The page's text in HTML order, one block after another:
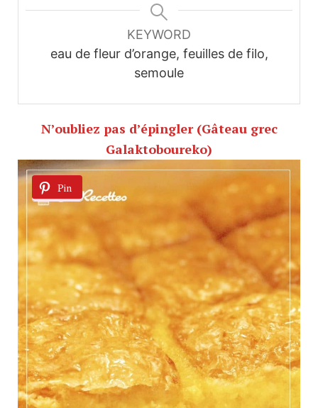
KEYWORD
eau de fleur d’orange, feuilles de filo,
semoule
N’oubliez pas d’épingler (Gâteau grec
Galaktoboureko)
Pin